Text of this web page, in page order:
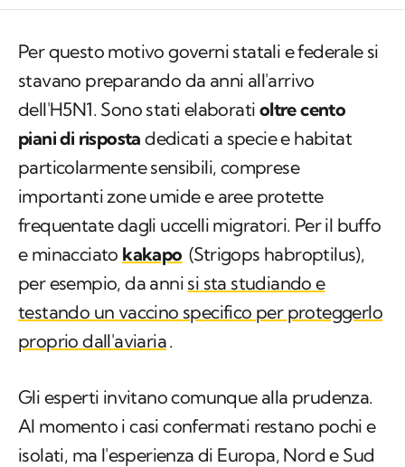
Per questo motivo governi statali e federale si
stavano preparando da anni all'arrivo
dell'H5N1. Sono stati elaborati oltre cento
piani di risposta dedicati a specie e habitat
particolarmente sensibili, comprese
importanti zone umide e aree protette
frequentate dagli uccelli migratori. Per il buffo
e minacciato kakapo (Strigops habroptilus),
per esempio, da anni si sta studiando e
testando un vaccino specifico per proteggerlo
proprio dall'aviaria.
Gli esperti invitano comunque alla prudenza.
Al momento i casi confermati restano pochi e
isolati, ma l'esperienza di Europa, Nord e Sud